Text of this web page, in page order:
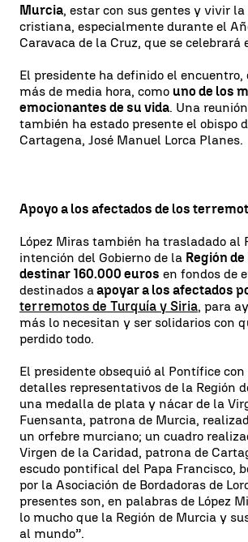
Murcia, estar con sus gentes y vivir
cristiana, especialmente durante el
Caravaca de la Cruz, que se celebrará
El presidente ha definido el encuentro,
más de media hora, como uno de los
emocionantes de su vida. Una
también ha estado presente el obispo
Cartagena, José Manuel Lorca Planes.
Apoyo a los afectados de los
López Miras también ha trasladado al
intención del Gobierno de la Región
destinar 160.000 euros en fondos de
destinados aapoyar a los afectados
terremotos de Turquía y Siria, para
más lo necesitan y ser solidarios con
perdido todo.
El presidente obsequió al Pontífice
detalles representativos de la Región
una medalla de plata y nácar de la
Fuensanta, patrona de Murcia,
un orfebre murciano; un cuadro
Virgen de la Caridad, patrona de
escudo pontifical del Papa Francisco,
por la Asociación de Bordadoras de
presentes son, en palabras de López
lo mucho que la Región de Murcia y
al mundo”.